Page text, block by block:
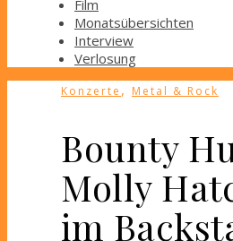
Film
Monatsübersichten
Interview
Verlosung
Konzerte , Metal & Rock
Bounty
Molly
im